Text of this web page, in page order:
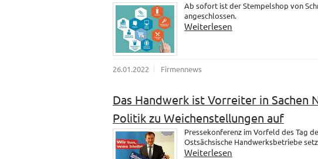
Ab sofort ist der Stempelshop von
angeschlossen.
Weiterlesen
26.01.2022 Firmennews
Das Handwerk ist Vorreiter in
Politik zu Weichenstellungen auf
Pressekonferenz im Vorfeld des Tag
Ostsächsische Handwerksbetriebe
Weiterlesen